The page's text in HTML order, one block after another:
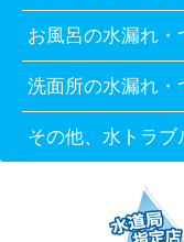
お風呂の水漏れ・
洗面所の水漏れ・
その他、水トラブ